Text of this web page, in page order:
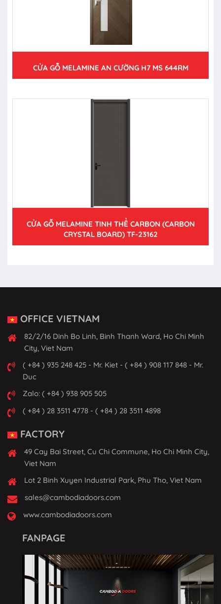
CỬA GỖ MELAMINE AN CƯỜNG H7 MS 644RM
CỬA GỖ MELAMINE TINH THỂ CARBON (CARBON
CRYSTAL BOARD) TF-23162
OFFICE VIETNAM
82/2/16 Dinh Bo Linh, Binh Thanh Ward, Ho Chi Minh
City, Viet Nam
( +84 ) 935 248 425 - Mr. Kiet - ( +84 ) 908 117 848 - Mr.
Duc
Zalo: ( +84 ) 938 905 505
( +84 ) 28 3511 4778 - ( +84 ) 28 3511 4898
FACTORY
49 Cay Bai Street, Cu Chi Commune, Ho Chi Minh City,
Viet Nam
Lot 2 Binh Xuyen Industrial Park, Phu Tho, Viet Nam
sales@cambodiadoors.com
www.cambodiadoors.com
FANPAGE